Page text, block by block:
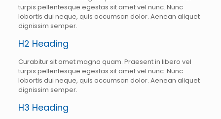
turpis pellentesque egestas sit amet vel nunc. Nunc
lobortis dui neque, quis accumsan dolor. Aenean aliquet
dignissim semper.
H2 Heading
Curabitur sit amet magna quam. Praesent in libero vel
turpis pellentesque egestas sit amet vel nunc. Nunc
lobortis dui neque, quis accumsan dolor. Aenean aliquet
dignissim semper.
H3 Heading